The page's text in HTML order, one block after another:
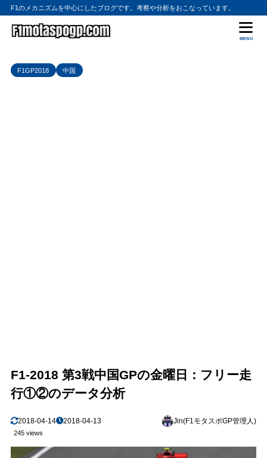
F1のメカニズムを中心にしたブログです。考察や分析をおこなっています。
MENU
F1GP2018 中国
F1-2018 第3戦中国GPの金曜日：フリー走
行①②のデータ分析
2018-04-14 2018-04-13 Jin(F1モタスポGP管理人)
245 views